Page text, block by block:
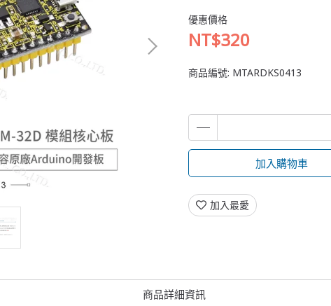
優惠價格
NT$320
商品編號: MTARDKS0413
加入購物車
加入最愛
商品詳細資訊